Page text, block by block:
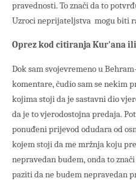
pravednosti. To znači da to
Uzroci neprijateljstva mogu biti
Oprez kod citiranja Kur'ana
Dok sam svojevremeno u
komentare, čudio sam se nekim
kojima stoji da je sastavni dio
da je to vjerodostojna predaja.
ponuđeni prijevod odudara od
kojem stoji da me mržnja koju
nepravedan budem, onda to
paziti da ne budem nepravedan